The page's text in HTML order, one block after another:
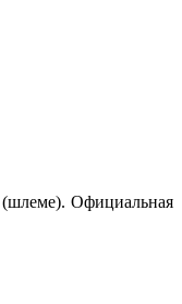
(шлеме). Официальная